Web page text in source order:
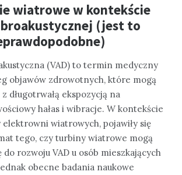
wiatrowe w kontekście
(jest to
(VAD) to termin medyczny
objawów zdrowotnych, które mogą
długotrwałą ekspozycją na
hałas i wibracje. W kontekście
wiatrowych, pojawiły się
tego, czy turbiny wiatrowe mogą
rozwoju VAD u osób mieszkających
obecne badania naukowe